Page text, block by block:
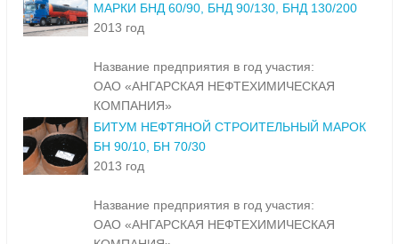
МАРКИ БНД 60/90, БНД 90/130, БНД 130/200
2013 год
Название предприятия в год участия:
ОАО «АНГАРСКАЯ НЕФТЕХИМИЧЕСКАЯ
КОМПАНИЯ»
БИТУМ НЕФТЯНОЙ СТРОИТЕЛЬНЫЙ МАРОК
БН 90/10, БН 70/30
2013 год
Название предприятия в год участия:
ОАО «АНГАРСКАЯ НЕФТЕХИМИЧЕСКАЯ